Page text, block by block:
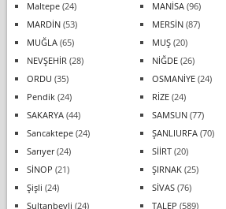
Maltepe(24) MANİSA(96)
MARDİN(53) MERSİN(87)
MUĞLA(65) MUŞ(20)
NEVŞEHİR (28) NİĞDE(26)
ORDU (35) OSMANİYE(24)
Pendik(24) RİZE(24)
SAKARYA(44) SAMSUN(77)
Sancaktepe(24) ŞANLIURFA(70)
Sarıyer(24) SİİRT(20)
SİNOP (21) ŞIRNAK(25)
Şişli (24) SİVAS(76)
Sultanbeyli (24) TALEP (589)